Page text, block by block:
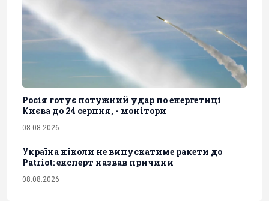
Росія готує потужний удар по енергетиці
Києва до 24 серпня, - монітори
08.08.2026
Україна ніколи не випускатиме ракети до
Patriot: експерт назвав причини
08.08.2026